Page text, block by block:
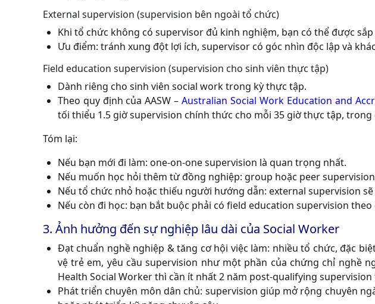
External supervision (supervision bên ngoài tổ chức)
Khi tổ chức không có supervisor đủ kinh nghiệm, bạn có thể được
Ưu điểm: tránh xung đột lợi ích, supervisor có góc nhìn độc lập và
Field education supervision (supervision cho sinh viên thực tập)
Dành riêng cho sinh viên social work trong kỳ thực tập.
Theo quy định của AASW –Australian Social Work Education and
tối thiểu 1.5 giờ supervision chính thức cho mỗi 35 giờ thực tập,
Tóm lại:
Nếu bạn mới đi làm: one-on-one supervision là quan trọng nhất.
Nếu muốn học hỏi thêm từ đồng nghiệp: group hoặc peer
Nếu tổ chức nhỏ hoặc thiếu người hướng dẫn: external supervision sẽ
Nếu còn đi học: bạn bắt buộc phải có field education supervision theo
3. Ảnh hưởng đến sự nghiệp lâu dài của Social Worker
Đạt chuẩn nghề nghiệp & tăng cơ hội việc làm: nhiều tổ chức, đặc
vệ trẻ em, yêu cầu supervision như một phần của chứng chỉ nghề
Health Social Worker thì cần ít nhất 2 năm post-qualifying
Phát triển chuyên môn dân chủ: supervision giúp mở rộng chuyên